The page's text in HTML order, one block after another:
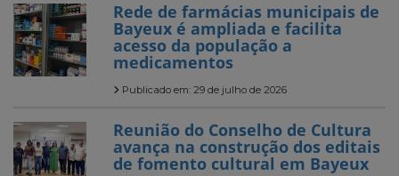
Rede de farmácias municipais de
Bayeux é ampliada e facilita
acesso da população a
medicamentos
Publicado em: 29 de julho de 2026
Reunião do Conselho de Cultura
avança na construção dos editais
de fomento cultural em Bayeux